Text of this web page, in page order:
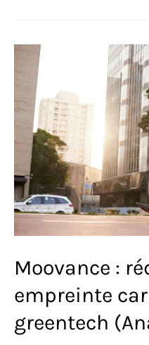
la
vie
(Kévin
Le
Texier)
Moovance :
empreinte
greentech